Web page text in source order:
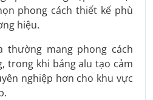
phong cách thiết kế phù
hiệu.
thường mang phong cách
trong khi bảng alu tạo cảm
nghiệp hơn cho khu vực